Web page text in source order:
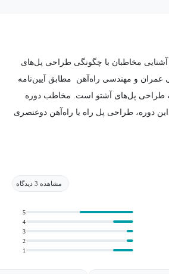
مخاطبان با چگونگی طراحی پل‌­های
عمران و مهندسی راه‌آهن مطابق آیین‌نامه
طراحی پل‌های آشتو است. مخاطب دوره
دوره، طراحی پل راه یا راه‌آهن دوعنصری
فولادی مناسب چه کسانی است؟
به طراحی پل­‌ها و سازه­‌های فولادی است
مناسب تمامی علاقه‌­مندان به مباحث فنی و
اما اگر با دید مشخص و حرفه‌ای‌­تر به
مشاهده 3 دیدگاه
1
2
3
4
5